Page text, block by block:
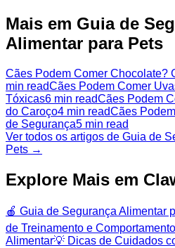
Mais em Guia de
Alimentar para Pets
Cães Podem Comer Chocolate?
min readCães Podem Comer
Tóxicas6 min readCães Podem
do Caroço4 min readCães
de Segurança5 min read
Ver todos os artigos de Guia de
Pets →
Explore Mais em
🍎 Guia de Segurança Alimentar
de Treinamento e Comportamento
Alimentar💡 Dicas de Cuidados